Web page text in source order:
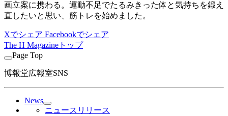
画立案に携わる。運動不足でたるみきった体と気持ちを鍛え
直したいと思い、筋トレを始めました。
Xでシェア Facebookでシェア
The H Magazineトップ
Page Top
博報堂広報室SNS
News
ニュースリリース